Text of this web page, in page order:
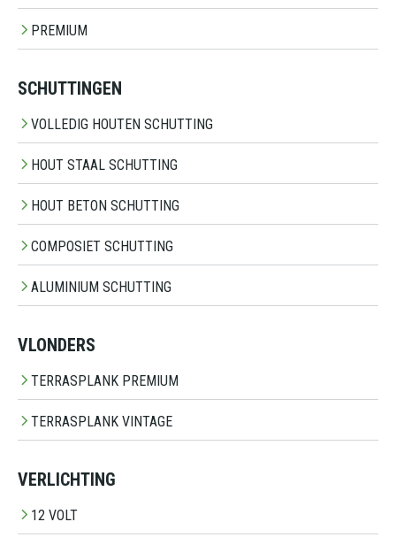
PREMIUM
SCHUTTINGEN
VOLLEDIG HOUTEN SCHUTTING
HOUT STAAL SCHUTTING
HOUT BETON SCHUTTING
COMPOSIET SCHUTTING
ALUMINIUM SCHUTTING
VLONDERS
TERRASPLANK PREMIUM
TERRASPLANK VINTAGE
VERLICHTING
12 VOLT